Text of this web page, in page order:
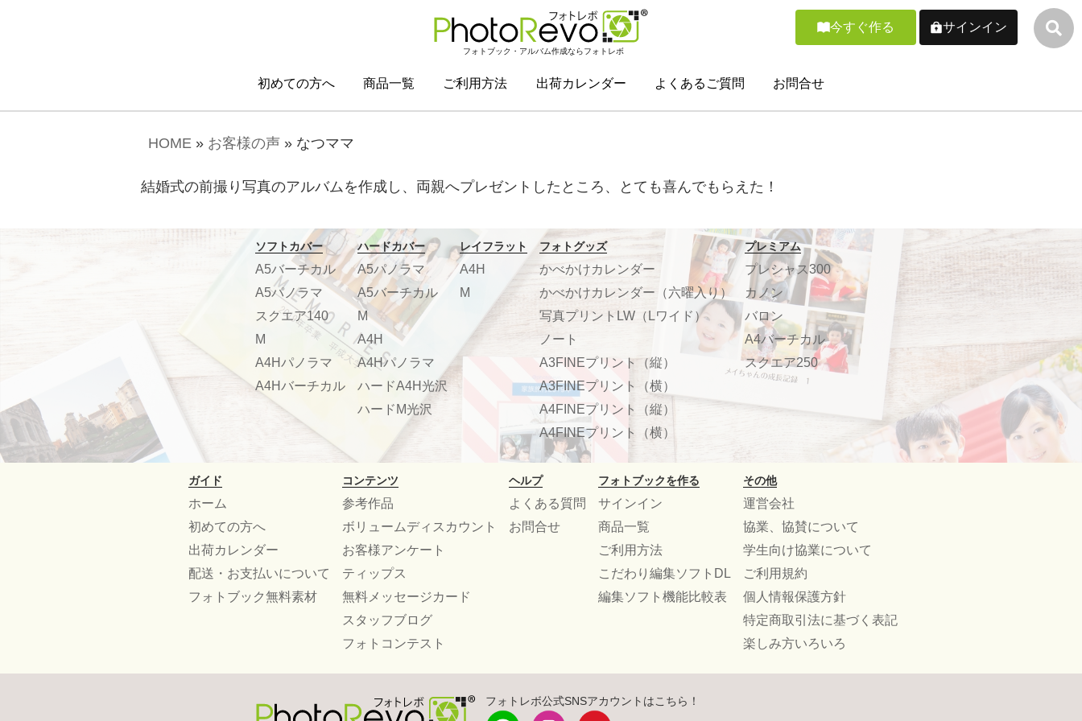
フォトブック・アルバム作成ならフォトレボ
今すぐ作る サインイン
初めての方へ 商品一覧 ご利用方法 出荷カレンダー よくあるご質問 お問合せ
HOME » お客様の声 » なつママ
結婚式の前撮り写真のアルバムを作成し、両親へプレゼントしたところ、とても喜んでもらえた！
ソフトカバー
A5バーチカル
A5パノラマ
スクエア140
M
A4Hパノラマ
A4Hバーチカル
ハードカバー
A5パノラマ
A5バーチカル
M
A4H
A4Hパノラマ
ハードA4H光沢
ハードM光沢
レイフラット
A4H
M
フォトグッズ
かべかけカレンダー
かべかけカレンダー（六曜入り）
写真プリントLW（Lワイド）
ノート
A3FINEプリント（縦）
A3FINEプリント（横）
A4FINEプリント（縦）
A4FINEプリント（横）
プレミアム
プレシャス300
カノン
バロン
A4バーチカル
スクエア250
ガイド
ホーム
初めての方へ
出荷カレンダー
配送・お支払いについて
フォトブック無料素材
コンテンツ
参考作品
ボリュームディスカウント
お客様アンケート
ティップス
無料メッセージカード
スタッフブログ
フォトコンテスト
ヘルプ
よくある質問
お問合せ
フォトブックを作る
サインイン
商品一覧
ご利用方法
こだわり編集ソフトDL
編集ソフト機能比較表
その他
運営会社
協業、協賛について
学生向け協業について
ご利用規約
個人情報保護方針
特定商取引法に基づく表記
楽しみ方いろいろ
フォトレボ公式SNSアカウントはこちら！